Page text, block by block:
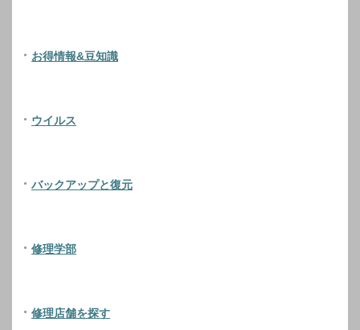
お得情報&豆知識
ウイルス
バックアップと復元
修理学部
修理店舗を探す